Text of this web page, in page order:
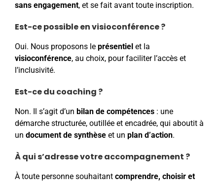
sans engagement, et se fait avant toute inscription.
Est-ce possible en visioconférence ?
Oui. Nous proposons le présentiel et la
visioconférence, au choix, pour faciliter l’accès et
l’inclusivité.
Est-ce du coaching ?
Non. Il s’agit d’un bilan de compétences : une
démarche structurée, outillée et encadrée, qui aboutit à
un document de synthèse et un plan d’action.
À qui s’adresse votre accompagnement ?
À toute personne souhaitant comprendre, choisir et